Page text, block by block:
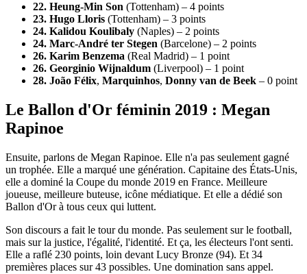
22. Heung-Min Son (Tottenham) – 4 points
23. Hugo Lloris (Tottenham) – 3 points
24. Kalidou Koulibaly (Naples) – 2 points
24. Marc-André ter Stegen (Barcelone) – 2 points
26. Karim Benzema (Real Madrid) – 1 point
26. Georginio Wijnaldum (Liverpool) – 1 point
28. João Félix, Marquinhos, Donny van de Beek – 0 point
Le Ballon d'Or féminin 2019 : Megan
Rapinoe
Ensuite, parlons de Megan Rapinoe. Elle n'a pas seulement gagné
un trophée. Elle a marqué une génération. Capitaine des États-Unis,
elle a dominé la Coupe du monde 2019 en France. Meilleure
joueuse, meilleure buteuse, icône médiatique. Et elle a dédié son
Ballon d'Or à tous ceux qui luttent.
Son discours a fait le tour du monde. Pas seulement sur le football,
mais sur la justice, l'égalité, l'identité. Et ça, les électeurs l'ont senti.
Elle a raflé 230 points, loin devant Lucy Bronze (94). Et 34
premières places sur 43 possibles. Une domination sans appel.